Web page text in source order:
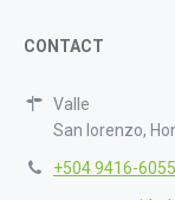
CONTACT
Valle
San lorenzo,
+504 9416-6055